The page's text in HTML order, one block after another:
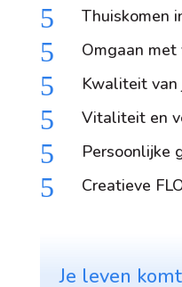
5 Thuiskomen
5 Omgaan met
5 Kwaliteit van
5 Vitaliteit en
5 Persoonlijke
5 Creatieve
Je leven